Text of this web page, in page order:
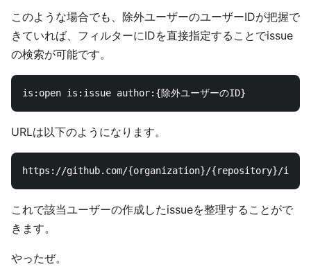
このような場合でも、除外ユーザーのユーザーIDが把握で
きていれば、フィルターにIDを直接指定することでissue
の検索が可能です。
URLは以下のようになります。
これで該当ユーザーの作成したissueを整理することがで
きます。
やったぜ。